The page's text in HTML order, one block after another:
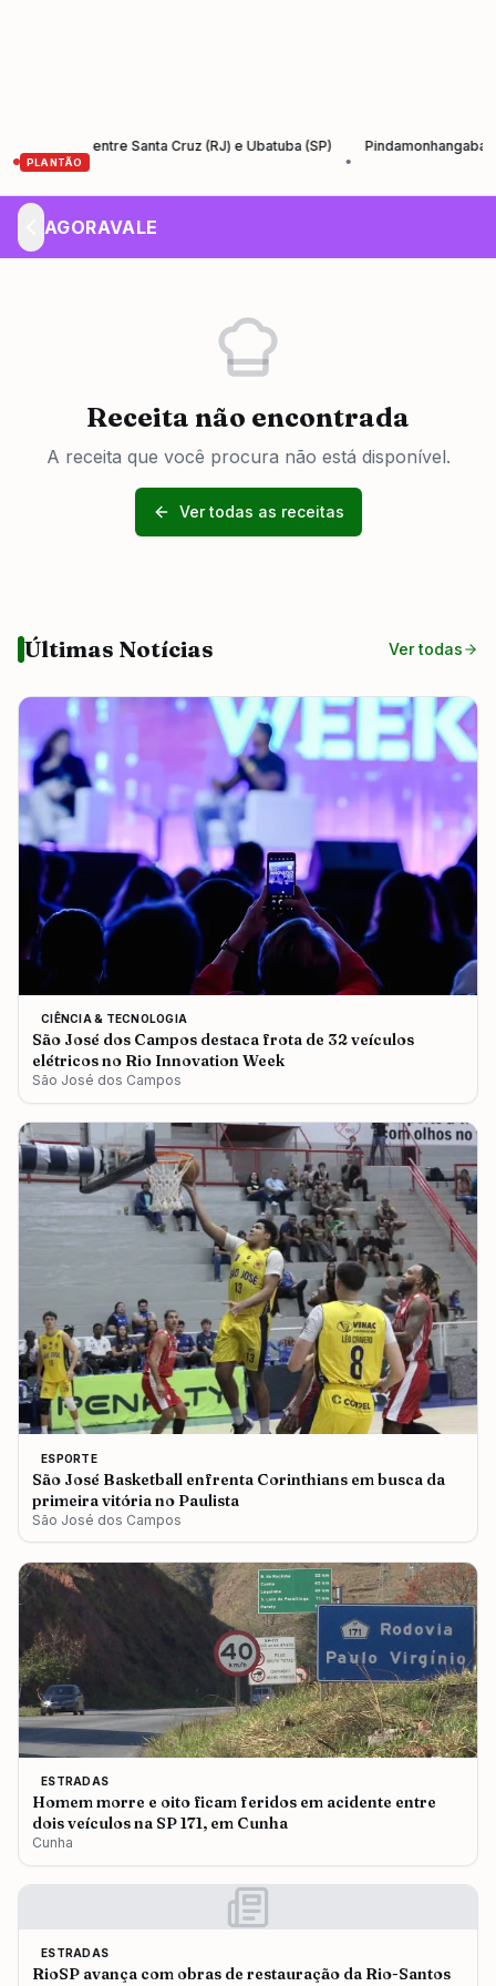
PLANTÃO
entre Santa Cruz (RJ) e Ubatuba (SP)
Pindamonhangaba
AGORAVALE
Receita não encontrada
A receita que você procura não está disponível.
Ver todas as receitas
Últimas Notícias Ver todas
CIÊNCIA & TECNOLOGIA
São José dos Campos destaca frota de 32 veículos
elétricos no Rio Innovation Week
São José dos Campos
ESPORTE
São José Basketball enfrenta Corinthians em busca da
primeira vitória no Paulista
São José dos Campos
ESTRADAS
Homem morre e oito ficam feridos em acidente entre
dois veículos na SP 171, em Cunha
Cunha
ESTRADAS
RioSP avança com obras de restauração da Rio-Santos